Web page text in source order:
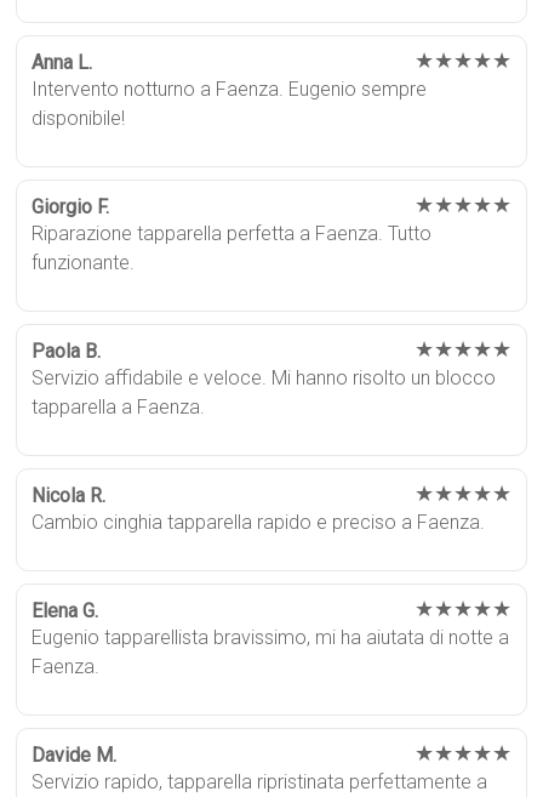
Anna L. ★★★★★
Intervento notturno a Faenza. Eugenio sempre
disponibile!
Giorgio F. ★★★★★
Riparazione tapparella perfetta a Faenza. Tutto
funzionante.
Paola B. ★★★★★
Servizio affidabile e veloce. Mi hanno risolto un blocco
tapparella a Faenza.
Nicola R. ★★★★★
Cambio cinghia tapparella rapido e preciso a Faenza.
Elena G. ★★★★★
Eugenio tapparellista bravissimo, mi ha aiutata di notte a
Faenza.
Davide M. ★★★★★
Servizio rapido, tapparella ripristinata perfettamente a